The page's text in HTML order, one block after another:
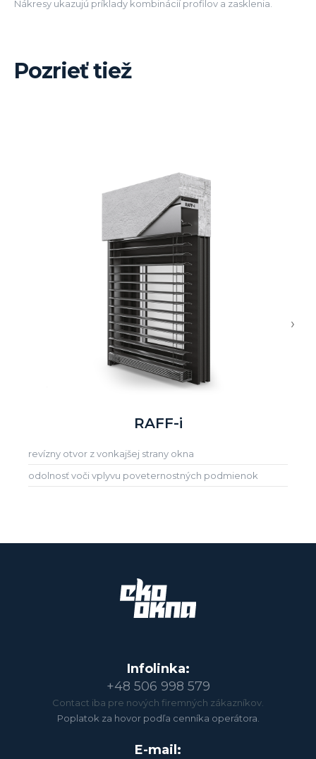
Nákresy ukazujú príklady kombinácií profilov a zasklenia.
Pozrieť tiež
RAFF-i
revízny otvor z vonkajšej strany okna
odolnosť voči vplyvu poveternostných podmienok
›
Infolinka:
+48 506 998 579
Contact iba pre nových firemných zákazníkov.
Poplatok za hovor podľa cenníka operátora.
E-mail: